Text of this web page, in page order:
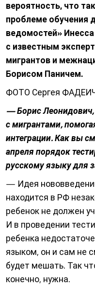
вероятность, что
проблеме обучения
ведомостей»
с известным
мигрантов и
Борисом Паничем.
ФОТО Сергея
— Борис
с мигрантами,
интеграции. Как вы
апреля порядок
русскому языку для
— Идея
находится в РФ
ребенок не должен
И в проведении
ребенка
языком, он и сам не
будет мешать. Так
конечно, нужна.